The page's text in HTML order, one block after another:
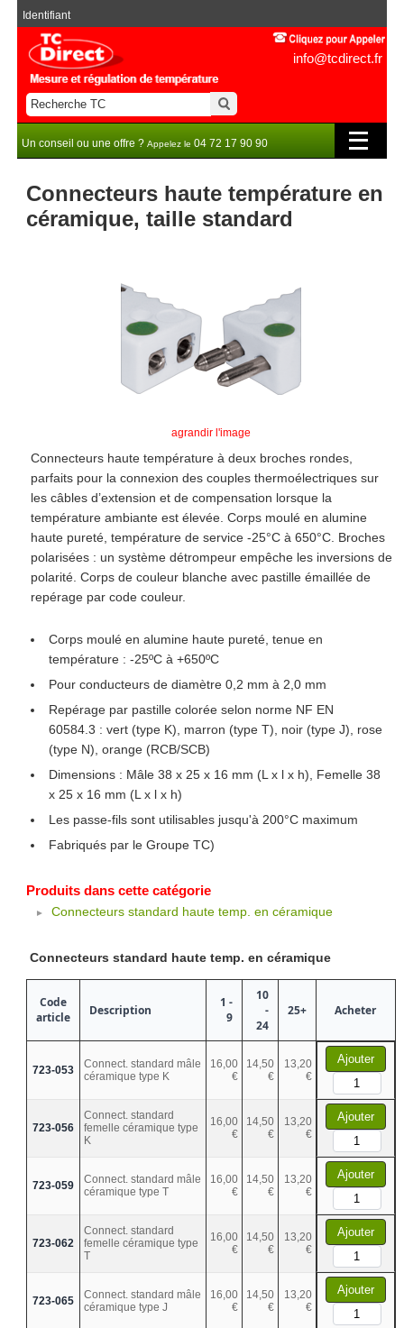
info@tcdirect.fr
Identifiant
Un conseil ou une offre ? Appelez le 04 72 17 90 90
Connecteurs haute température en
céramique, taille standard
agrandir l'image
Connecteurs haute température à deux broches rondes,
parfaits pour la connexion des couples thermoélectriques sur
les câbles d’extension et de compensation lorsque la
température ambiante est élevée. Corps moulé en alumine
haute pureté, température de service -25°C à 650°C. Broches
polarisées : un système détrompeur empêche les inversions de
polarité. Corps de couleur blanche avec pastille émaillée de
repérage par code couleur.
Corps moulé en alumine haute pureté, tenue en
température : -25ºC à +650ºC
Pour conducteurs de diamètre 0,2 mm à 2,0 mm
Repérage par pastille colorée selon norme NF EN
60584.3 : vert (type K), marron (type T), noir (type J), rose
(type N), orange (RCB/SCB)
Dimensions : Mâle 38 x 25 x 16 mm (L x l x h), Femelle 38
x 25 x 16 mm (L x l x h)
Les passe-fils sont utilisables jusqu'à 200°C maximum
Fabriqués par le Groupe TC)
Produits dans cette catégorie
Connecteurs standard haute temp. en céramique
Connecteurs standard haute temp. en céramique
Code
article
Description
1 -
9
10
-
24
25+ Acheter
723-053
Connect. standard mâle
céramique type K
16,00
€
14,50
€
13,20
€
Ajouter
723-056
Connect. standard
femelle céramique type
K
16,00
€
14,50
€
13,20
€
Ajouter
723-059
Connect. standard mâle
céramique type T
16,00
€
14,50
€
13,20
€
Ajouter
723-062
Connect. standard
femelle céramique type
T
16,00
€
14,50
€
13,20
€
Ajouter
723-065
Connect. standard mâle
céramique type J
16,00
€
14,50
€
13,20
€
Ajouter